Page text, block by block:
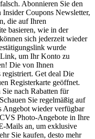
Abonnieren Sie den
Coupons Newsletter,
die auf Ihren
basieren, wie in der
sich jederzeit wieder
wurde
um Ihr Konto zu
Die von Ihnen
registriert. Get deal Die
Registerkarte geöffnet.
nach Rabatten für
Sie regelmäßig auf
Angebot wieder verfügbar
Photo-Angebote in Ihre
Mails an, um exklusive
Sie kaufen, desto mehr